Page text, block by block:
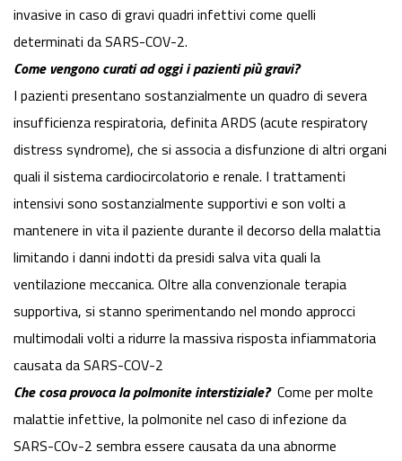
invasive in caso di gravi quadri infettivi come quelli
determinati da SARS-COV-2.
Come vengono curati ad oggi i pazienti più gravi?
I pazienti presentano sostanzialmente un quadro di severa
insufficienza respiratoria, definita ARDS (acute respiratory
distress syndrome), che si associa a disfunzione di altri organi
quali il sistema cardiocircolatorio e renale. I trattamenti
intensivi sono sostanzialmente supportivi e son volti a
mantenere in vita il paziente durante il decorso della malattia
limitando i danni indotti da presidi salva vita quali la
ventilazione meccanica. Oltre alla convenzionale terapia
supportiva, si stanno sperimentando nel mondo approcci
multimodali volti a ridurre la massiva risposta infiammatoria
causata da SARS-COV-2
Che cosa provoca la polmonite interstiziale?Come per molte
malattie infettive, la polmonite nel caso di infezione da
SARS-COv-2 sembra essere causata da una abnorme